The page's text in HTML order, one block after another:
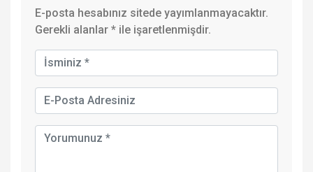
E-posta hesabınız sitede yayımlanmayacaktır.
Gerekli alanlar * ile işaretlenmişdir.